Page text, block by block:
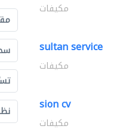
مكيفات
sultan service
مكيفات
sion cv
مكيفات